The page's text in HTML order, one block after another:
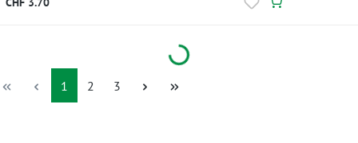
Loading...
Seite
1 Seite
2 Seite
3